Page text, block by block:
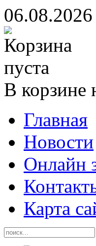
06.08.2026
В корзине
Главная
Новости
Онлайн
Карта